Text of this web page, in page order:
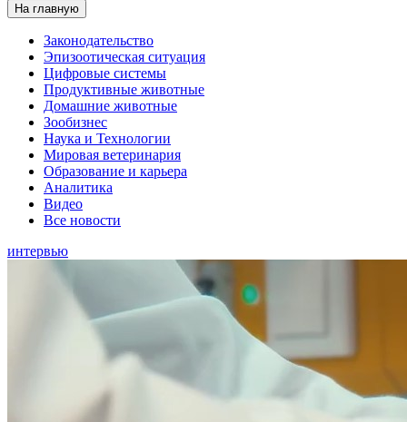
На главную
Законодательство
Эпизоотическая ситуация
Цифровые системы
Продуктивные животные
Домашние животные
Зообизнес
Наука и Технологии
Мировая ветеринария
Образование и карьера
Аналитика
Видео
Все новости
интервью